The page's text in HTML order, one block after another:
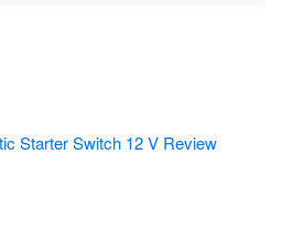
Starter Switch 12 V Review